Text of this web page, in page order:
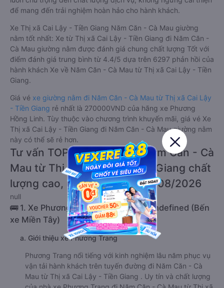
để mang đến trải nghiệm hoàn hảo cho hành khách.
Xe Thị xã Cai Lậy - Tiền Giang Năm Căn - Cà Mau giường
nằm tốt nhất: Xe từ Thị xã Cai Lậy - Tiền Giang đi Năm Căn -
Cà Mau giường nằm được đánh giá chung chất lượng Tốt với
điểm đánh giá trung bình từ 4.4/5 dựa trên 6297 phản hồi của
hành khách Xe về Năm Căn - Cà Mau từ Thị xã Cai Lậy - Tiền
Giang.
Giá vé xe giường nằm đi Năm Căn - Cà Mau từ Thị xã Cai Lậy
- Tiền Giang rẻ nhất là 270000VND của hãng xe Phương
Hồng Linh. Tùy thuộc vào chương trình khuyến mãi, giá vé Xe
Thị xã Cai Lậy - Tiền Giang đi Năm Căn - Cà Mau giường nằm
này có thể sẽ rẻ hơn.
Tư vấn TOP 3 xe khách đi Năm Căn - Cà
Mau từ Thị xã Cai Lậy - Tiền Giang chất
lượng cao, uy tín, giá rẻ nhất 08/2026
null
🚌 1. Xe Phương Trang khởi hành tại undefined (Bến
xe Miền Tây)
a. Giới thiệu xe Phương Trang
Phương Trang nổi tiếng với kinh nghiệm lâu năm phục vụ
vận tải hành khách trên tuyến đường đi Năm Căn - Cà
Mau từ Thị xã Cai Lậy - Tiền Giang . Uy tín và chất lượng